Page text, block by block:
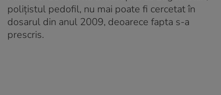
polițistul pedofil, nu mai poate fi cercetat în
dosarul din anul 2009, deoarece fapta s-a
prescris.